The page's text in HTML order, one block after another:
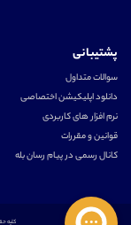
پشتیبانی
سوالات متداول
دانلود اپلیکیشن اختصاصی
نرم افزار های کاربردی
قوانین و مقررات
کانال رسمی در پیام رسان بله
کلیه